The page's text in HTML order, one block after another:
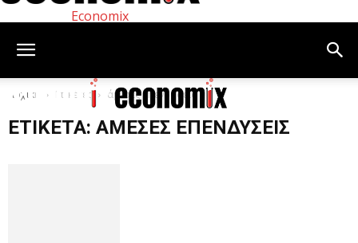
Economix
Αρχική Ετικέτες άμεσες επενδύσεις
ΕΤΙΚΈΤΑ: ΆΜΕΣΕΣ ΕΠΕΝΔΎΣΕΙΣ